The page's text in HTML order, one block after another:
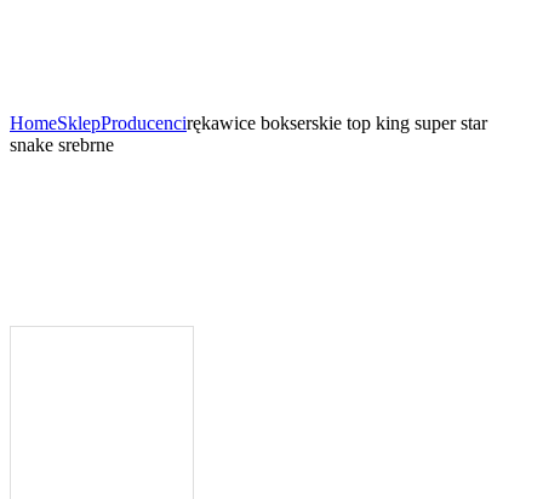
HomeSklepProducencirękawice bokserskie top king super star
snake srebrne